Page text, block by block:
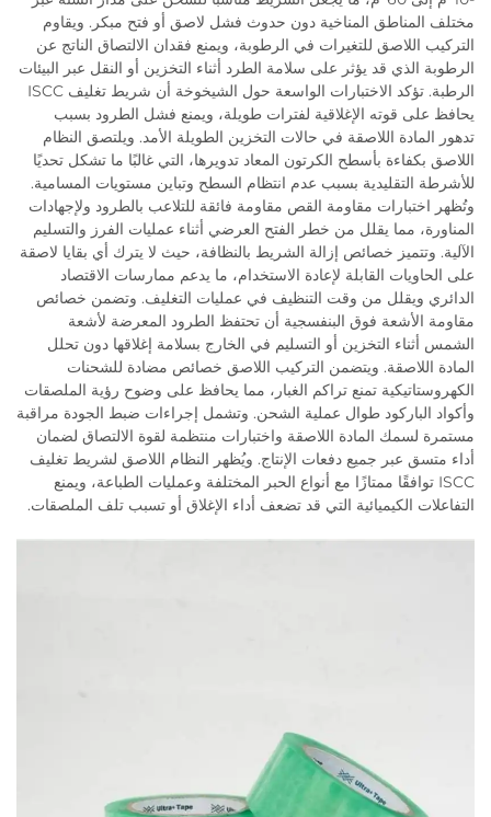
مختلف المناطق المناخية دون حدوث فشل لاصق أو فتح مبكر. ويقاوم
التركيب اللاصق للتغيرات في الرطوبة، ويمنع فقدان الالتصاق الناتج عن
الرطوبة الذي قد يؤثر على سلامة الطرد أثناء التخزين أو النقل عبر البيئات
الرطبة. تؤكد الاختبارات الواسعة حول الشيخوخة أن شريط تغليف ISCC
يحافظ على قوته الإغلاقية لفترات طويلة، ويمنع فشل الطرود بسبب
تدهور المادة اللاصقة في حالات التخزين الطويلة الأمد. ويلتصق النظام
اللاصق بكفاءة بأسطح الكرتون المعاد تدويرها، التي غالبًا ما تشكل تحديًا
للأشرطة التقليدية بسبب عدم انتظام السطح وتباين مستويات المسامية.
وتُظهر اختبارات مقاومة القص مقاومة فائقة للتلاعب بالطرود ولإجهادات
المناورة، مما يقلل من خطر الفتح العرضي أثناء عمليات الفرز والتسليم
الآلية. وتتميز خصائص إزالة الشريط بالنظافة، حيث لا يترك أي بقايا لاصقة
على الحاويات القابلة لإعادة الاستخدام، ما يدعم ممارسات الاقتصاد
الدائري ويقلل من وقت التنظيف في عمليات التغليف. وتضمن خصائص
مقاومة الأشعة فوق البنفسجية أن تحتفظ الطرود المعرضة لأشعة
الشمس أثناء التخزين أو التسليم في الخارج بسلامة إغلاقها دون تحلل
المادة اللاصقة. ويتضمن التركيب اللاصق خصائص مضادة للشحنات
الكهروستاتيكية تمنع تراكم الغبار، مما يحافظ على وضوح رؤية الملصقات
وأكواد الباركود طوال عملية الشحن. وتشمل إجراءات ضبط الجودة مراقبة
مستمرة لسمك المادة اللاصقة واختبارات منتظمة لقوة الالتصاق لضمان
أداء متسق عبر جميع دفعات الإنتاج. ويُظهر النظام اللاصق لشريط تغليف
ISCC توافقًا ممتازًا مع أنواع الحبر المختلفة وعمليات الطباعة، ويمنع
التفاعلات الكيميائية التي قد تضعف أداء الإغلاق أو تسبب تلف الملصقات.